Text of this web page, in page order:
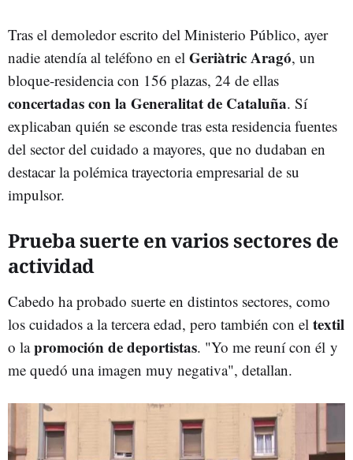
Tras el demoledor escrito del Ministerio Público, ayer
nadie atendía al teléfono en el Geriàtric Aragó, un
bloque-residencia con 156 plazas, 24 de ellas
concertadas con la Generalitat de Cataluña. Sí
explicaban quién se esconde tras esta residencia fuentes
del sector del cuidado a mayores, que no dudaban en
destacar la polémica trayectoria empresarial de su
impulsor.
Prueba suerte en varios sectores de
actividad
Cabedo ha probado suerte en distintos sectores, como
los cuidados a la tercera edad, pero también con el textil
o lapromoción de deportistas. "Yo me reuní con él y
me quedó una imagen muy negativa", detallan.